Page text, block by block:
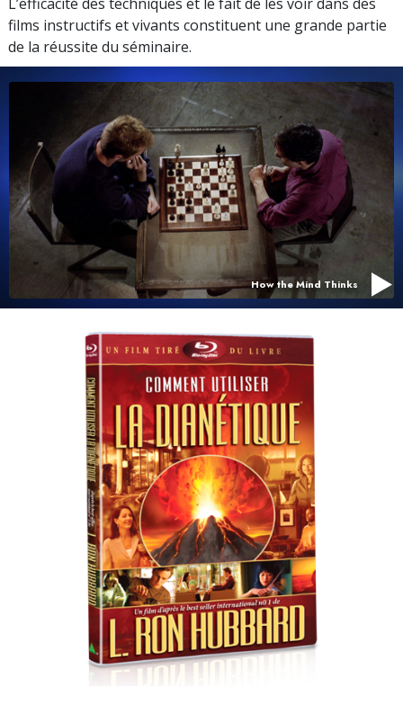
films instructifs et vivants constituent une grande partie
de la réussite du séminaire.
How the Mind Thinks